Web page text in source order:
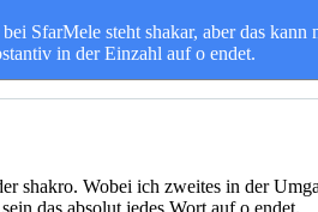
SfarMele steht shakar, aber das kann
in der Einzahl auf o endet.
shakro. Wobei ich zweites in der
das absolut jedes Wort auf o endet.